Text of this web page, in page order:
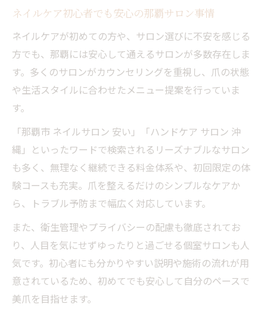
ネイルケア習慣が自爪育成に与える影響
自爪育成那覇で学ぶ正しいケア方法
ネイルケア初心者でも安心の那覇サロン事情
ネイルケアが初めての方や、サロン選びに不安を感じる
方でも、那覇には安心して通えるサロンが多数存在しま
す。多くのサロンがカウンセリングを重視し、爪の状態
や生活スタイルに合わせたメニュー提案を行っていま
す。
「那覇市 ネイルサロン 安い」「ハンドケア サロン 沖
縄」といったワードで検索されるリーズナブルなサロン
も多く、無理なく継続できる料金体系や、初回限定の体
験コースも充実。爪を整えるだけのシンプルなケアか
ら、トラブル予防まで幅広く対応しています。
また、衛生管理やプライバシーの配慮も徹底されてお
り、人目を気にせずゆったりと過ごせる個室サロンも人
気です。初心者にも分かりやすい説明や施術の流れが用
意されているため、初めてでも安心して自分のペースで
美爪を目指せます。